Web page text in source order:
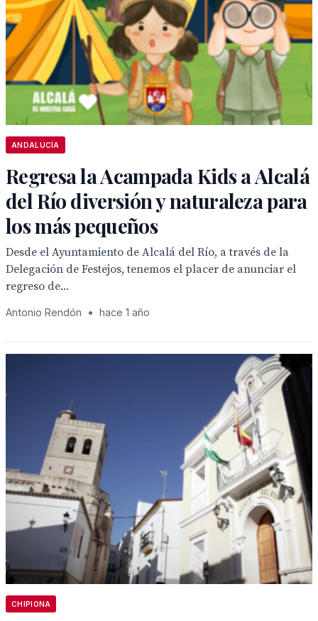
ANDALUCÍA
Regresa la Acampada Kids a Alcalá
del Río diversión y naturaleza para
los más pequeños
Desde el Ayuntamiento de Alcalá del Río, a través de la
Delegación de Festejos, tenemos el placer de anunciar el
regreso de...
Antonio Rendón • hace 1 año
CHIPIONA